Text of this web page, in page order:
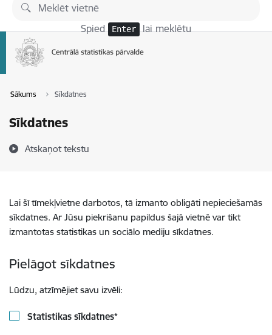
Pāriet uz lapas saturu
Spied Enter lai meklētu
Sākums Sīkdatnes
Sīkdatnes
Atskaņot tekstu
Lai šī tīmekļvietne darbotos, tā izmanto obligāti nepieciešamās
sīkdatnes. Ar Jūsu piekrišanu papildus šajā vietnē var tikt
izmantotas statistikas un sociālo mediju sīkdatnes.
Pielāgot sīkdatnes
Lūdzu, atzīmējiet savu izvēli:
Statistikas sīkdatnes*